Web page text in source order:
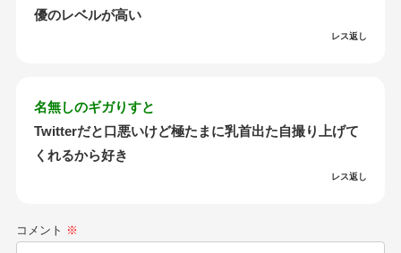
優のレベルが高い
レス返し
名無しのギガりすと
Twitterだと口悪いけど極たまに乳首出た自撮り上げて
くれるから好き
レス返し
コメント ※